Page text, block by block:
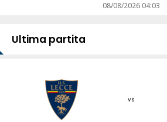
08/08/2026 04:03
Ultima partita
vs